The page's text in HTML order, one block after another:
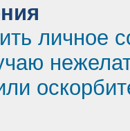
личное